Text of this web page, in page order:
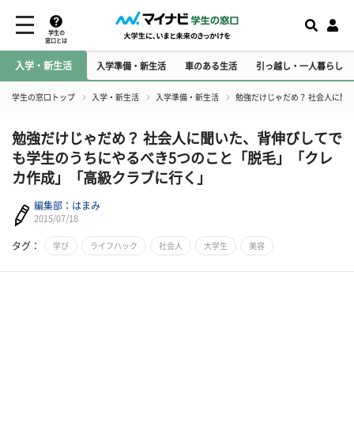
学生の
窓口とは
入学・新生活 入学準備・新生活 車のある生活 引っ越し・一人暮らし
学生の窓口トップ 入学・新生活 入学準備・新生活 勉強だけじゃだめ？ 社会人に聞
勉強だけじゃだめ？ 社会人に聞いた、背伸びしてで
も学生のうちにやるべき5つのこと「脱毛」「クレ
カ作成」「高級クラブに行く」
編集部：はまみ
2015/07/18
タグ： 学び ライフハック 社会人 大学生 美容